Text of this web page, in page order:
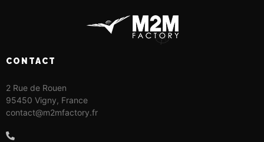
CONTACT
2 Rue de Rouen
95450 Vigny, France
contact@m2mfactory.fr